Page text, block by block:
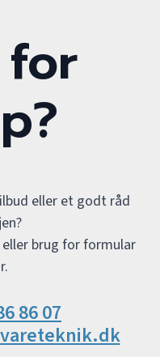
eller et godt råd
brug for formular
86 07